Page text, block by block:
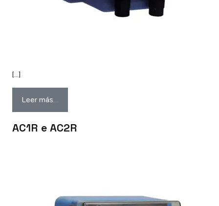
[…]
Leer más…
AC1R e AC2R